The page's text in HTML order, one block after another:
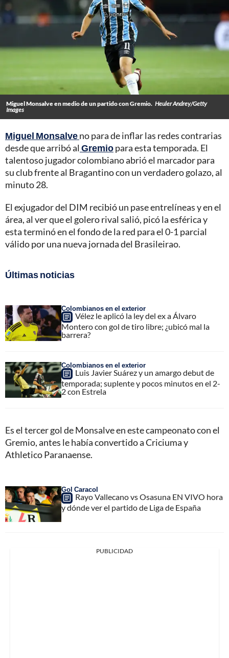
Miguel Monsalve en medio de un partido con Gremio. Heuler Andrey/Getty
Images
Miguel Monsalveno para de inflar las redes contrarias
desde que arribó al Gremiopara esta temporada. El
talentoso jugador colombiano abrió el marcador para
su club frente al Bragantino con un verdadero golazo, al
minuto 28.
El exjugador del DIM recibió un pase entrelíneas y en el
área, al ver que el golero rival salió, picó la esférica y
esta terminó en el fondo de la red para el 0-1 parcial
válido por una nueva jornada del Brasileirao.
Últimas noticias
Colombianos en el exterior
Vélez le aplicó la ley del ex a Álvaro
Montero con gol de tiro libre; ¿ubicó mal la
barrera?
Colombianos en el exterior
Luis Javier Suárez y un amargo debut de
temporada; suplente y pocos minutos en el 2-
2 con Estrela
Es el tercer gol de Monsalve en este campeonato con el
Gremio, antes le había convertido a Criciuma y
Athletico Paranaense.
Gol Caracol
Rayo Vallecano vs Osasuna EN VIVO hora
y dónde ver el partido de Liga de España
PUBLICIDAD